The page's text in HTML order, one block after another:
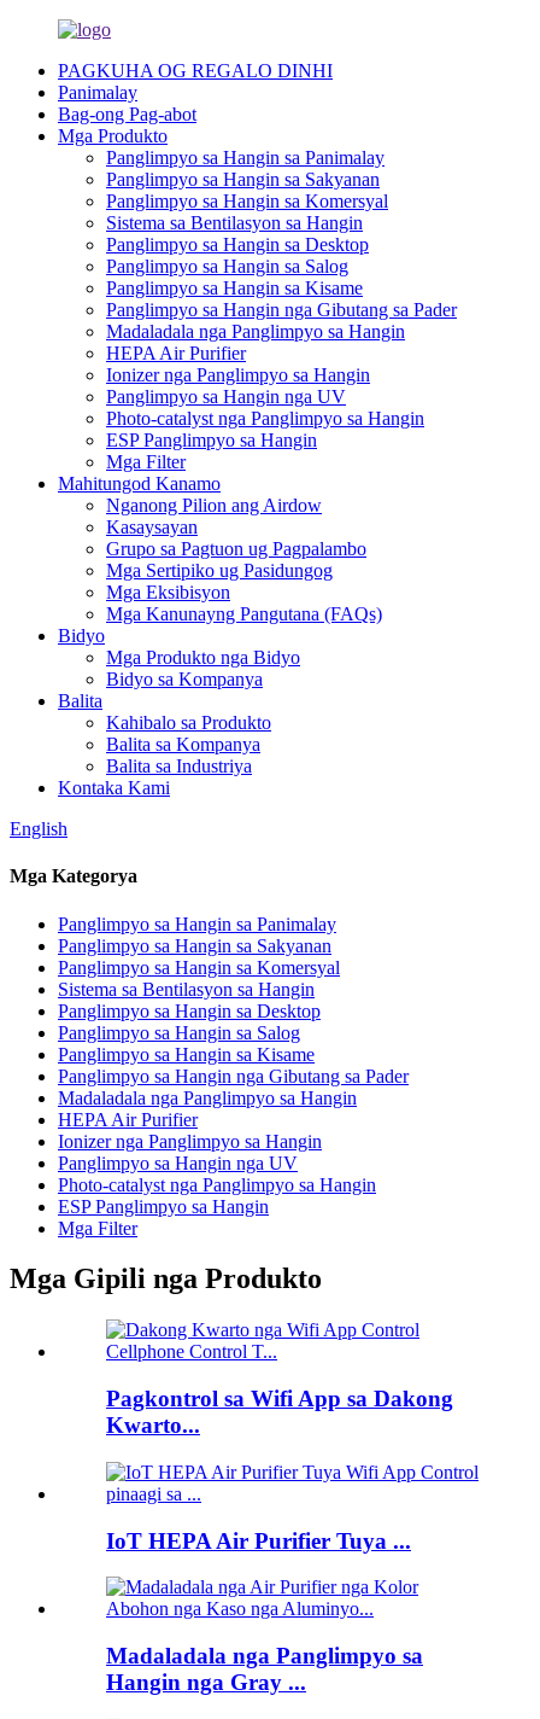
PAGKUHA OG REGALO DINHI
Panimalay
Bag-ong Pag-abot
Mga Produkto
Panglimpyo sa Hangin sa Panimalay
Panglimpyo sa Hangin sa Sakyanan
Panglimpyo sa Hangin sa Komersyal
Sistema sa Bentilasyon sa Hangin
Panglimpyo sa Hangin sa Desktop
Panglimpyo sa Hangin sa Salog
Panglimpyo sa Hangin sa Kisame
Panglimpyo sa Hangin nga Gibutang sa Pader
Madaladala nga Panglimpyo sa Hangin
HEPA Air Purifier
Ionizer nga Panglimpyo sa Hangin
Panglimpyo sa Hangin nga UV
Photo-catalyst nga Panglimpyo sa Hangin
ESP Panglimpyo sa Hangin
Mga Filter
Mahitungod Kanamo
Nganong Pilion ang Airdow
Kasaysayan
Grupo sa Pagtuon ug Pagpalambo
Mga Sertipiko ug Pasidungog
Mga Eksibisyon
Mga Kanunayng Pangutana (FAQs)
Bidyo
Mga Produkto nga Bidyo
Bidyo sa Kompanya
Balita
Kahibalo sa Produkto
Balita sa Kompanya
Balita sa Industriya
Kontaka Kami
English
Mga Kategorya
Panglimpyo sa Hangin sa Panimalay
Panglimpyo sa Hangin sa Sakyanan
Panglimpyo sa Hangin sa Komersyal
Sistema sa Bentilasyon sa Hangin
Panglimpyo sa Hangin sa Desktop
Panglimpyo sa Hangin sa Salog
Panglimpyo sa Hangin sa Kisame
Panglimpyo sa Hangin nga Gibutang sa Pader
Madaladala nga Panglimpyo sa Hangin
HEPA Air Purifier
Ionizer nga Panglimpyo sa Hangin
Panglimpyo sa Hangin nga UV
Photo-catalyst nga Panglimpyo sa Hangin
ESP Panglimpyo sa Hangin
Mga Filter
Mga Gipili nga Produkto
Pagkontrol sa Wifi App sa Dakong
Kwarto...
IoT HEPA Air Purifier Tuya ...
Madaladala nga Panglimpyo sa
Hangin nga Gray ...